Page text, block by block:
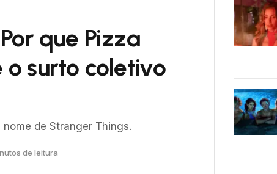
que Pizza
o surto coletivo
de Stranger Things.
de leitura